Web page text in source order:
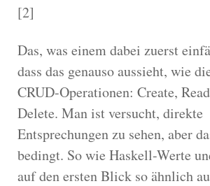
[2]
Das, was einem dabei zuerst
dass das genauso aussieht, wie
CRUD-Operationen: Create,
Delete. Man ist versucht, direkte
Entsprechungen zu sehen, aber
bedingt. So wie Haskell-Werte
auf den ersten Blick so ähnlich